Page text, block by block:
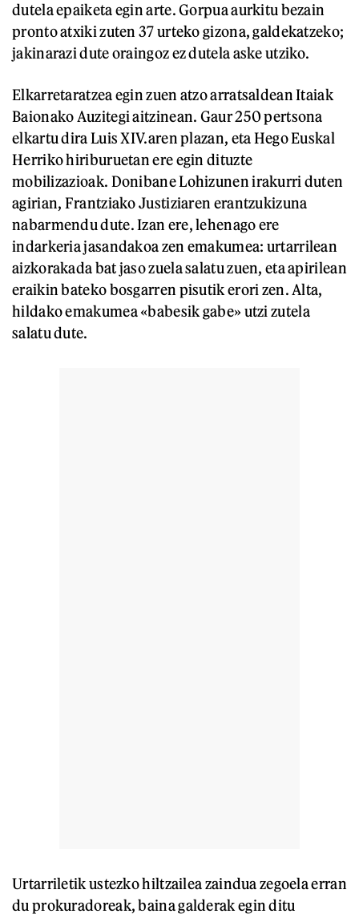
dutela epaiketa egin arte. Gorpua aurkitu bezain
pronto atxiki zuten 37 urteko gizona, galdekatzeko;
jakinarazi dute oraingoz ez dutela aske utziko.
Elkarretaratzea egin zuen atzo arratsaldean Itaiak
Baionako Auzitegi aitzinean. Gaur 250 pertsona
elkartu dira Luis XIV.aren plazan, eta Hego Euskal
Herriko hiriburuetan ere egin dituzte
mobilizazioak. Donibane Lohizunen irakurri duten
agirian, Frantziako Justiziaren erantzukizuna
nabarmendu dute. Izan ere, lehenago ere
indarkeria jasandakoa zen emakumea: urtarrilean
aizkorakada bat jaso zuela salatu zuen, eta apirilean
eraikin bateko bosgarren pisutik erori zen. Alta,
hildako emakumea «babesik gabe» utzi zutela
salatu dute.
Urtarriletik ustezko hiltzailea zaindua zegoela erran
du prokuradoreak, baina galderak egin ditu